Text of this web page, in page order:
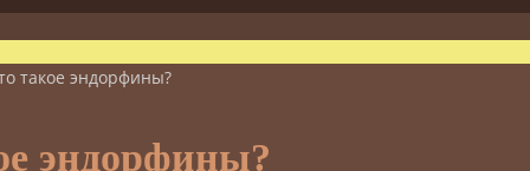
такое эндорфины?
эндорфины?